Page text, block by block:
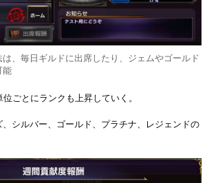
、毎日ギルドに出席したり、ジェムやゴールド
能
ごとにランクも上昇していく。
シルバー、ゴールド、プラチナ、レジェンドの